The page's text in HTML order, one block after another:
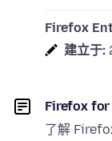
Firefox
建立于:
Firefox for
了解